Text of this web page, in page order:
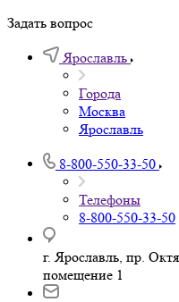
Задать вопрос
Ярославль
Города
Москва
Ярославль
8-800-550-33-50
Телефоны
8-800-550-33-50
г. Ярославль, пр.
помещение 1